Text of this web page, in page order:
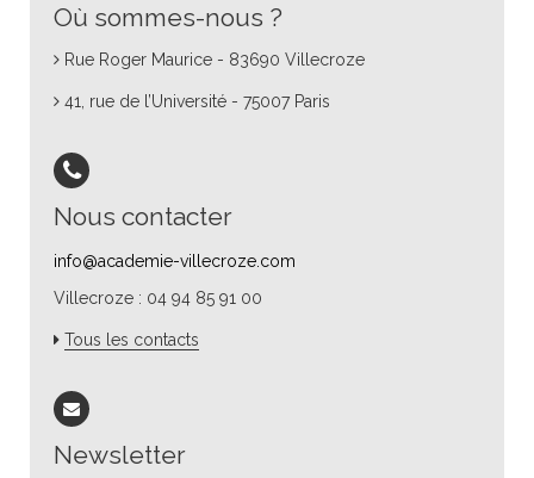
Où sommes-nous ?
Rue Roger Maurice - 83690 Villecroze
41, rue de l’Université - 75007 Paris
Nous contacter
info@academie-villecroze.com
Villecroze : 04 94 85 91 00
Tous les contacts
Newsletter